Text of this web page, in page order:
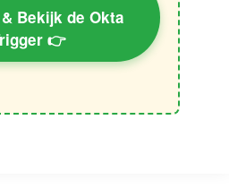
Bekijk de Okta
👉